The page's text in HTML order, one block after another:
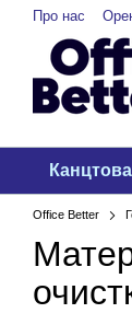
Перейти до
Про нас
Office Better